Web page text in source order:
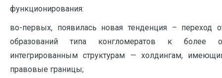
функционирования:
во-первых, появилась новая тенденция – переход
образований типа конгломератов к более
интегрированным структурам — холдингам,
правовые границы;